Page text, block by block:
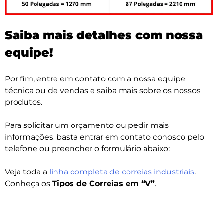
Saiba mais detalhes com nossa
equipe!
Por fim, entre em contato com a nossa equipe
técnica ou de vendas e saiba mais sobre os nossos
produtos.
Para solicitar um orçamento ou pedir mais
informações, basta entrar em contato conosco pelo
telefone ou preencher o formulário abaixo:
Veja toda a linha completa de correias industriais.
Conheça os Tipos de Correias em “V”.